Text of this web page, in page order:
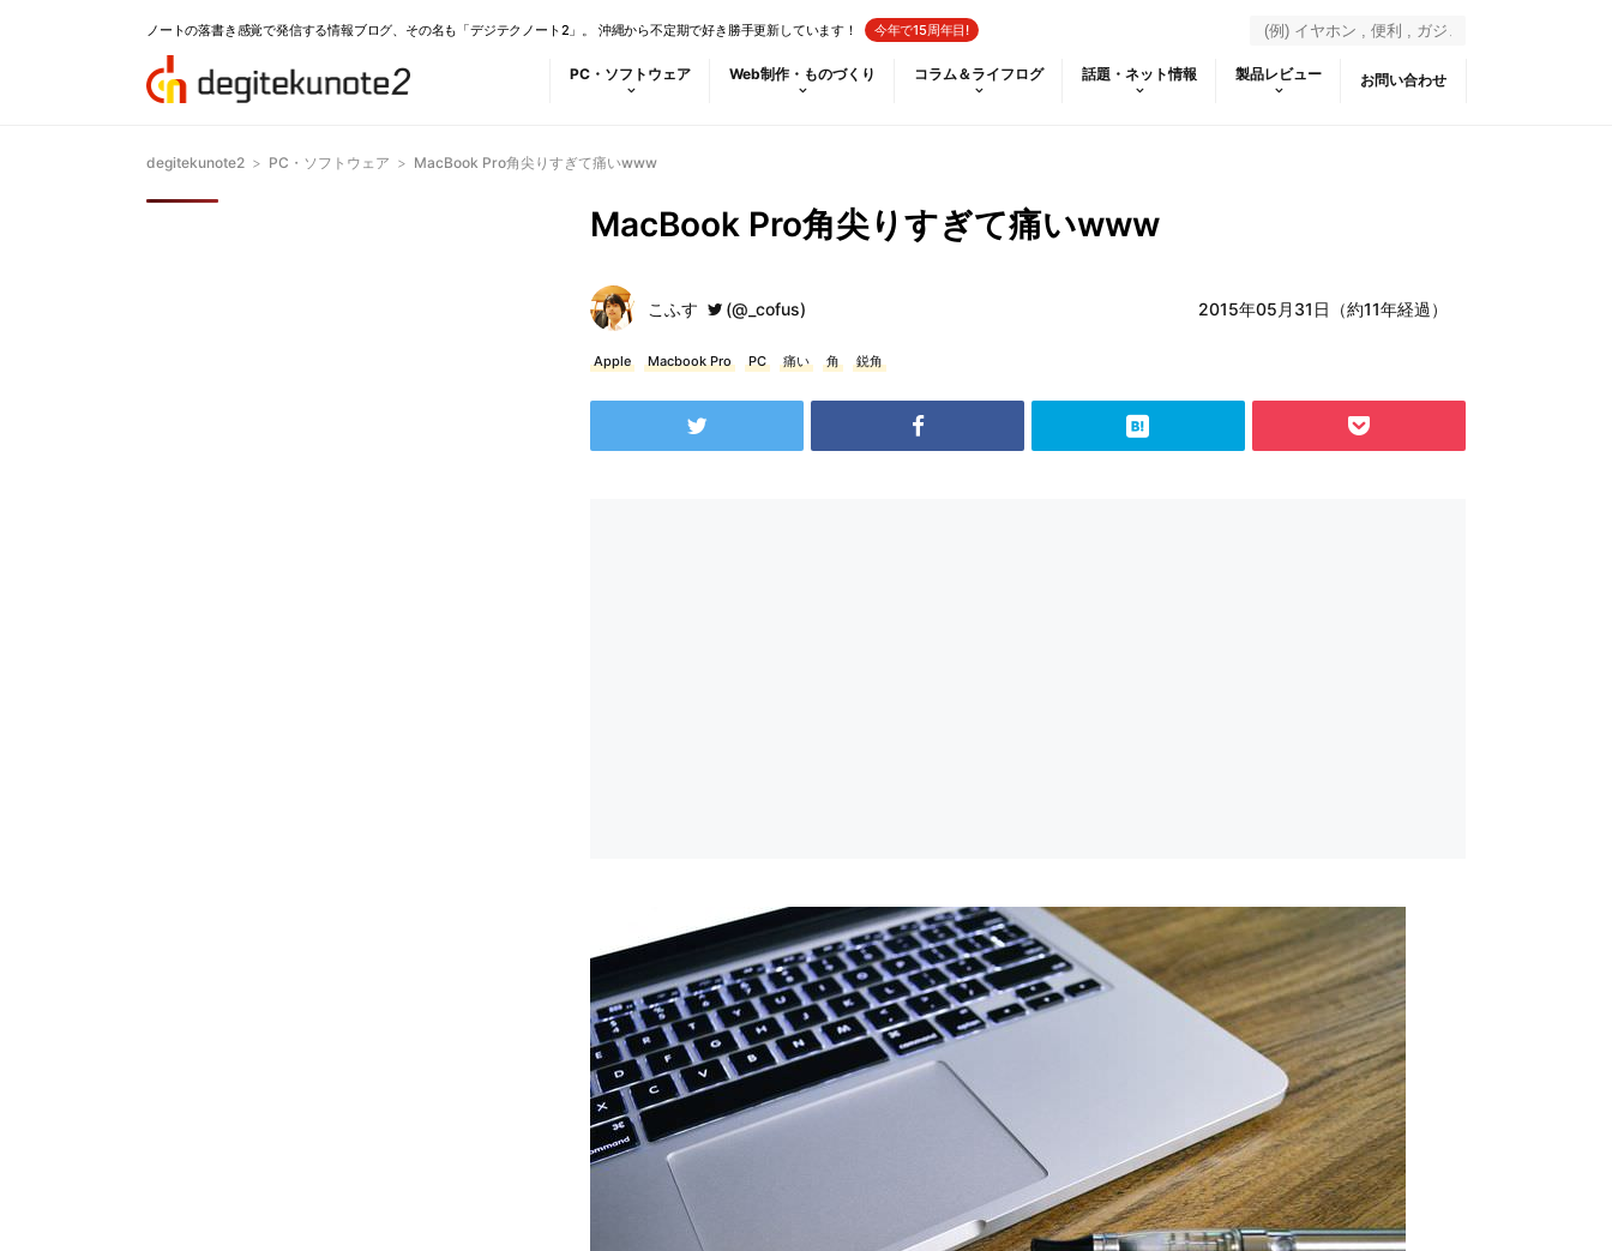
ノートの落書き感覚で発信する情報ブログ、その名も「デジテクノート2」。 沖縄から不定期で好き勝手更新しています！ 今年で15周年目!
PC・ソフトウェア Web制作・ものづくり コラム＆ライフログ 話題・ネット情報 製品レビュー お問い合わせ
degitekunote2 > PC・ソフトウェア > MacBook Pro角尖りすぎて痛いwww
MacBook Pro角尖りすぎて痛いwww
こふす (@_cofus) 2015年05月31日（約11年経過）
Apple Macbook Pro PC 痛い 角 鋭角